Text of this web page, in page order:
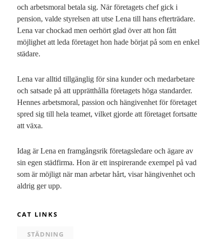
och arbetsmoral betala sig. När företagets chef gick i
pension, valde styrelsen att utse Lena till hans efterträdare.
Lena var chockad men oerhört glad över att hon fått
möjlighet att leda företaget hon hade börjat på som en enkel
städare.
Lena var alltid tillgänglig för sina kunder och medarbetare
och satsade på att upprätthålla företagets höga standarder.
Hennes arbetsmoral, passion och hängivenhet för företaget
spred sig till hela teamet, vilket gjorde att företaget fortsatte
att växa.
Idag är Lena en framgångsrik företagsledare och ägare av
sin egen städfirma. Hon är ett inspirerande exempel på vad
som är möjligt när man arbetar hårt, visar hängivenhet och
aldrig ger upp.
CAT LINKS
STÄDNING